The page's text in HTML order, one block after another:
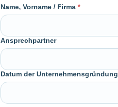
Name, Vorname / Firma *
Ansprechpartner
Datum der Unternehmensgründung